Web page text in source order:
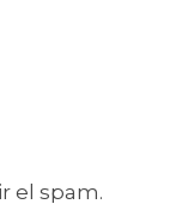
el spam.